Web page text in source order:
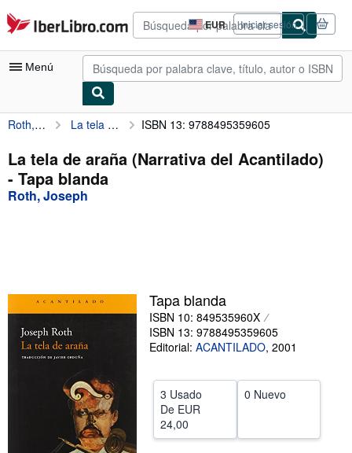
Pasar al contenido principal
IberLibro.com EUR
Preferencias
de
compra
del
Iniciar sesión
Menú
Mi cuenta
Consultar mis pedidos
Búsqueda avanzada
Vendedores
Comenzar a vender
Ayuda
Roth, Joseph La tela de araña (Narrativa del Acantilado) ISBN 13: 9788495359605
La tela de araña (Narrativa del Acantilado)
- Tapa blanda
Roth, Joseph
Tapa blanda
ISBN 10: 849535960X
ISBN 13: 9788495359605
Editorial: ACANTILADO, 2001
3 Usado
De EUR
24,00
0 Nuevo